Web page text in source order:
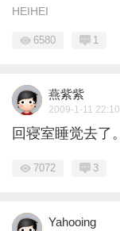
HEIHEI
6580 1
燕紫紫
2009-1-11 22:10
回寝室睡觉去了。
7072 3
Yahooing